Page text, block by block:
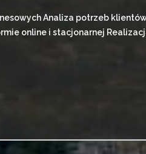
Analiza potrzeb
online i stacjonarnej